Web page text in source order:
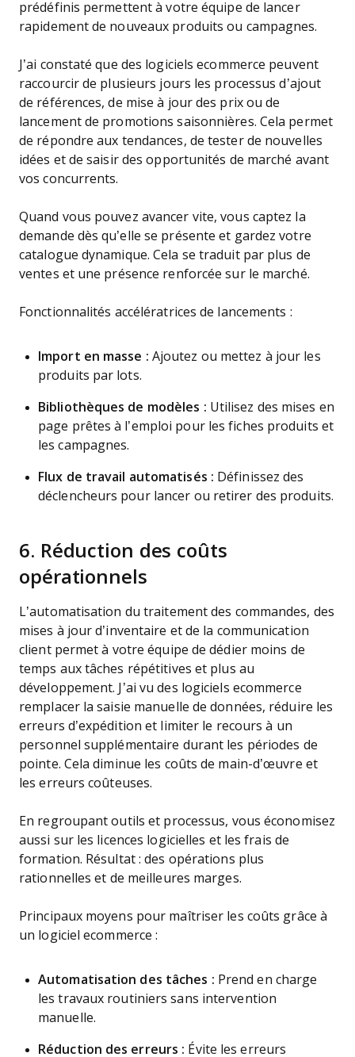
prédéfinis permettent à votre équipe de lancer
rapidement de nouveaux produits ou campagnes.
J’ai constaté que des logiciels ecommerce peuvent
raccourcir de plusieurs jours les processus d’ajout
de références, de mise à jour des prix ou de
lancement de promotions saisonnières. Cela permet
de répondre aux tendances, de tester de nouvelles
idées et de saisir des opportunités de marché avant
vos concurrents.
Quand vous pouvez avancer vite, vous captez la
demande dès qu’elle se présente et gardez votre
catalogue dynamique. Cela se traduit par plus de
ventes et une présence renforcée sur le marché.
Fonctionnalités accélératrices de lancements :
Import en masse : Ajoutez ou mettez à jour les
produits par lots.
Bibliothèques de modèles : Utilisez des mises en
page prêtes à l’emploi pour les fiches produits et
les campagnes.
Flux de travail automatisés : Définissez des
déclencheurs pour lancer ou retirer des produits.
6. Réduction des coûts
opérationnels
L’automatisation du traitement des commandes, des
mises à jour d’inventaire et de la communication
client permet à votre équipe de dédier moins de
temps aux tâches répétitives et plus au
développement. J’ai vu des logiciels ecommerce
remplacer la saisie manuelle de données, réduire les
erreurs d’expédition et limiter le recours à un
personnel supplémentaire durant les périodes de
pointe. Cela diminue les coûts de main-d’œuvre et
les erreurs coûteuses.
En regroupant outils et processus, vous économisez
aussi sur les licences logicielles et les frais de
formation. Résultat : des opérations plus
rationnelles et de meilleures marges.
Principaux moyens pour maîtriser les coûts grâce à
un logiciel ecommerce :
Automatisation des tâches : Prend en charge
les travaux routiniers sans intervention
manuelle.
Réduction des erreurs : Évite les erreurs